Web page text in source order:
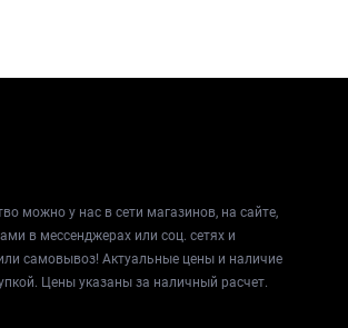
можно у нас в сети магазинов, на сайте,
в мессенджерах или соц. сетях и
самовывоз! Актуальные цены и наличие
Цены указаны за наличный расчет.